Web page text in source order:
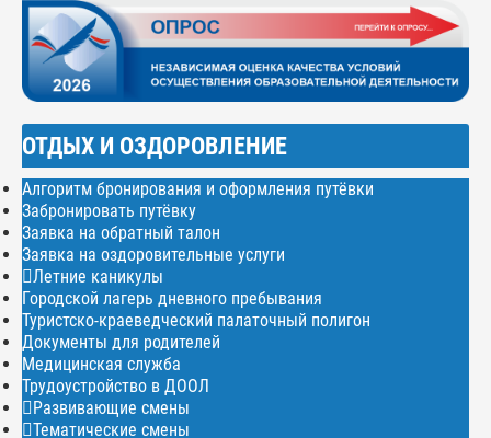
ОТДЫХ И ОЗДОРОВЛЕНИЕ
Алгоритм бронирования и оформления путёвки
Забронировать путёвку
Заявка на обратный талон
Заявка на оздоровительные услуги
Летние каникулы
Городской лагерь дневного пребывания
Туристско-краеведческий палаточный полигон
Документы для родителей
Медицинская служба
Трудоустройство в ДООЛ
Развивающие смены
Тематические смены